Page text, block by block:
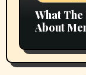
What
About